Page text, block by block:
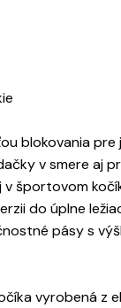
blokovania pre
v smere aj
v športovom
do úplne
pásy s
vyrobená z